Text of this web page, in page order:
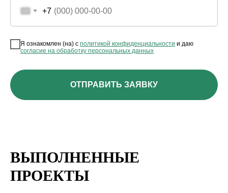
+7
Я ознакомлен (на) с политикой конфиденциальности и даю
согласие на обработку персональных данных
ОТПРАВИТЬ ЗАЯВКУ
ВЫПОЛНЕННЫЕ
ПРОЕКТЫ